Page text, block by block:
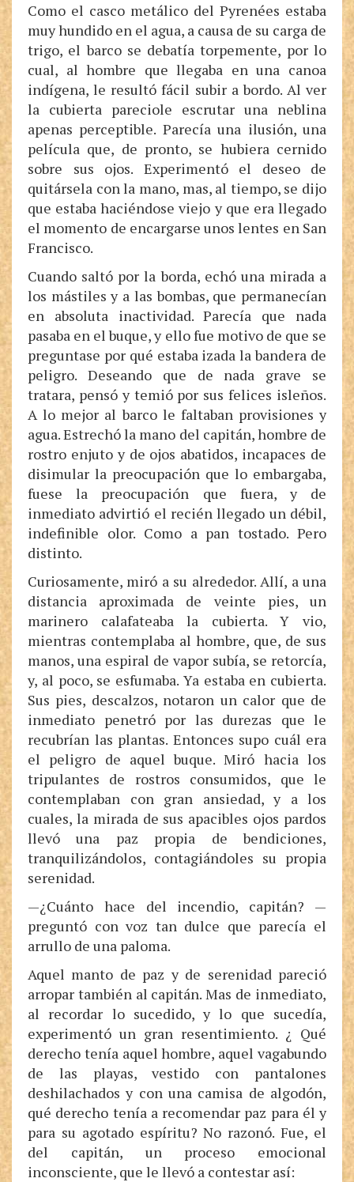
Como el casco metálico del Pyrenées estaba
muy hundido en el agua, a causa de su carga de
trigo, el barco se debatía torpemente, por lo
cual, al hombre que llegaba en una canoa
indígena, le resultó fácil subir a bordo. Al ver
la cubierta pareciole escrutar una neblina
apenas perceptible. Parecía una ilusión, una
película que, de pronto, se hubiera cernido
sobre sus ojos. Experimentó el deseo de
quitársela con la mano, mas, al tiempo, se dijo
que estaba haciéndose viejo y que era llegado
el momento de encargarse unos lentes en San
Francisco.
Cuando saltó por la borda, echó una mirada a
los mástiles y a las bombas, que permanecían
en absoluta inactividad. Parecía que nada
pasaba en el buque, y ello fue motivo de que se
preguntase por qué estaba izada la bandera de
peligro. Deseando que de nada grave se
tratara, pensó y temió por sus felices isleños.
A lo mejor al barco le faltaban provisiones y
agua. Estrechó la mano del capitán, hombre de
rostro enjuto y de ojos abatidos, incapaces de
disimular la preocupación que lo embargaba,
fuese la preocupación que fuera, y de
inmediato advirtió el recién llegado un débil,
indefinible olor. Como a pan tostado. Pero
distinto.
Curiosamente, miró a su alrededor. Allí, a una
distancia aproximada de veinte pies, un
marinero calafateaba la cubierta. Y vio,
mientras contemplaba al hombre, que, de sus
manos, una espiral de vapor subía, se retorcía,
y, al poco, se esfumaba. Ya estaba en cubierta.
Sus pies, descalzos, notaron un calor que de
inmediato penetró por las durezas que le
recubrían las plantas. Entonces supo cuál era
el peligro de aquel buque. Miró hacia los
tripulantes de rostros consumidos, que le
contemplaban con gran ansiedad, y a los
cuales, la mirada de sus apacibles ojos pardos
llevó una paz propia de bendiciones,
tranquilizándolos, contagiándoles su propia
serenidad.
—¿Cuánto hace del incendio, capitán? —
preguntó con voz tan dulce que parecía el
arrullo de una paloma.
Aquel manto de paz y de serenidad pareció
arropar también al capitán. Mas de inmediato,
al recordar lo sucedido, y lo que sucedía,
experimentó un gran resentimiento. ¿ Qué
derecho tenía aquel hombre, aquel vagabundo
de las playas, vestido con pantalones
deshilachados y con una camisa de algodón,
qué derecho tenía a recomendar paz para él y
para su agotado espíritu? No razonó. Fue, el
del capitán, un proceso emocional
inconsciente, que le llevó a contestar así: